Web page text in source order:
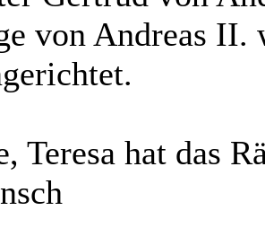
von Andreas
Teresa hat das